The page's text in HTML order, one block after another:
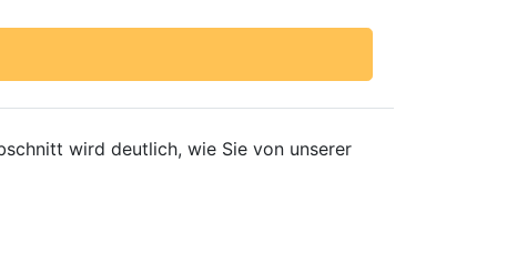
wird deutlich, wie Sie von unserer